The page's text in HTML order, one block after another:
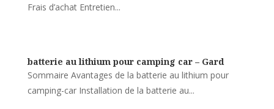
Frais d’achat Entretien...
batterie au lithium pour camping car – Gard
Sommaire Avantages de la batterie au lithium pour
camping-car Installation de la batterie au...